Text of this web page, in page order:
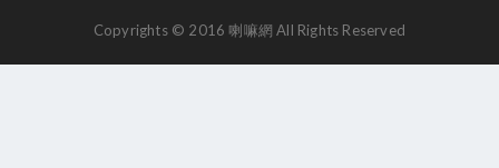
Copyrights © 2016 喇嘛網 All Rights Reserved